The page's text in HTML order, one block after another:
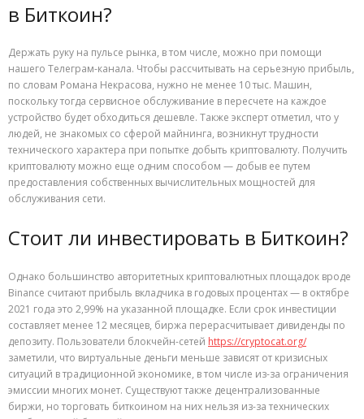
в Биткоин?
Держать руку на пульсе рынка, в том числе, можно при помощи
нашего Телеграм-канала. Чтобы рассчитывать на серьезную прибыль,
по словам Романа Некрасова, нужно не менее 10 тыс. Машин,
поскольку тогда сервисное обслуживание в пересчете на каждое
устройство будет обходиться дешевле. Также эксперт отметил, что у
людей, не знакомых со сферой майнинга, возникнут трудности
технического характера при попытке добыть криптовалюту. Получить
криптовалюту можно еще одним способом — добыв ее путем
предоставления собственных вычислительных мощностей для
обслуживания сети.
Стоит ли инвестировать в Биткоин?
Однако большинство авторитетных криптовалютных площадок вроде
Binance считают прибыль вкладчика в годовых процентах — в октябре
2021 года это 2,99% на указанной площадке. Если срок инвестиции
составляет менее 12 месяцев, биржа перерасчитывает дивиденды по
депозиту. Пользователи блокчейн-сетей https://cryptocat.org/
заметили, что виртуальные деньги меньше зависят от кризисных
ситуаций в традиционной экономике, в том числе из-за ограничения
эмиссии многих монет. Существуют также децентрализованные
биржи, но торговать биткоином на них нельзя из-за технических